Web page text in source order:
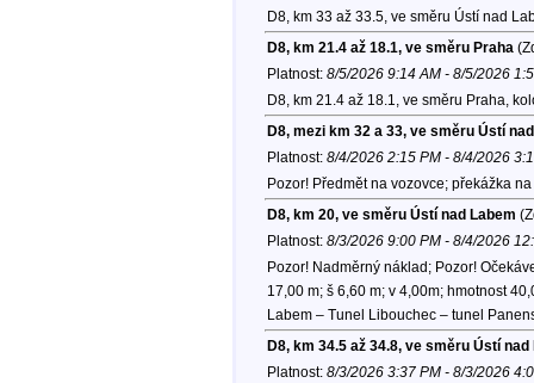
D8, km 33 až 33.5, ve směru Ústí nad
D8, km 21.4 až 18.1, ve směru Praha
Platnost: 8/5/2026 9:14 AM - 8/5/2026
D8, km 21.4 až 18.1, ve směru Praha,
D8, mezi km 32 a 33, ve směru Ústí
Platnost: 8/4/2026 2:15 PM - 8/4/2026
Pozor! Předmět na vozovce; překážka
D8, km 20, ve směru Ústí nad Labem
Platnost: 8/3/2026 9:00 PM - 8/4/2026
Pozor! Nadměrný náklad; Pozor!
17,00 m; š 6,60 m; v 4,00m; hmotnost
Labem – Tunel Libouchec – tunel
D8, km 34.5 až 34.8, ve směru Ústí nad
Platnost: 8/3/2026 3:37 PM - 8/3/2026